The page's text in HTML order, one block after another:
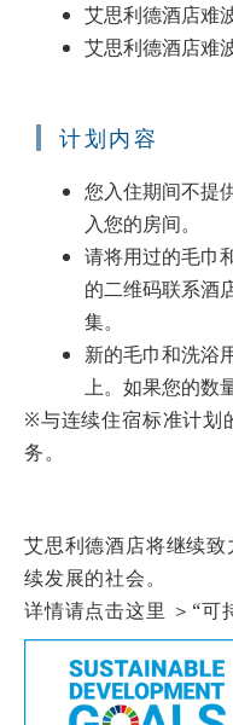
艾思利德酒店难
艾思利德酒店难
计划内容
您入住期间不提
入您的房间。
请将用过的毛巾
的二维码联系酒
集。
新的毛巾和洗浴
上。如果您的数
※与连续住宿标准计划
务。
艾思利德酒店将继续
续发展的社会。
详情请点击这里 ＞ “可